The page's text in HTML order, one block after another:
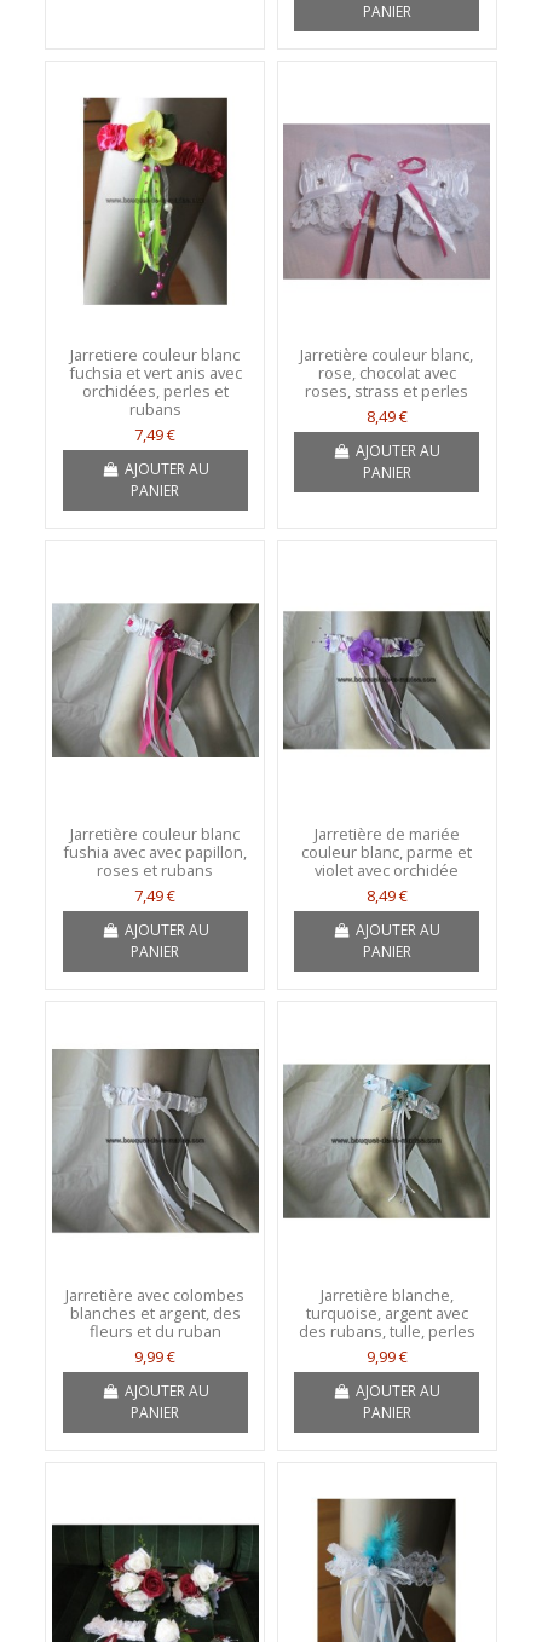
PANIER
Jarretiere couleur blanc
fuchsia et vert anis avec
orchidées, perles et
rubans
7,49 €
AJOUTER AU
PANIER
Jarretière couleur blanc,
rose, chocolat avec
roses, strass et perles
8,49 €
AJOUTER AU
PANIER
Jarretière couleur blanc
fushia avec avec papillon,
roses et rubans
7,49 €
AJOUTER AU
PANIER
Jarretière de mariée
couleur blanc, parme et
violet avec orchidée
8,49 €
AJOUTER AU
PANIER
Jarretière avec colombes
blanches et argent, des
fleurs et du ruban
9,99 €
AJOUTER AU
PANIER
Jarretière blanche,
turquoise, argent avec
des rubans, tulle, perles
9,99 €
AJOUTER AU
PANIER